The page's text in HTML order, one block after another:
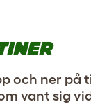
och ner på
vant sig